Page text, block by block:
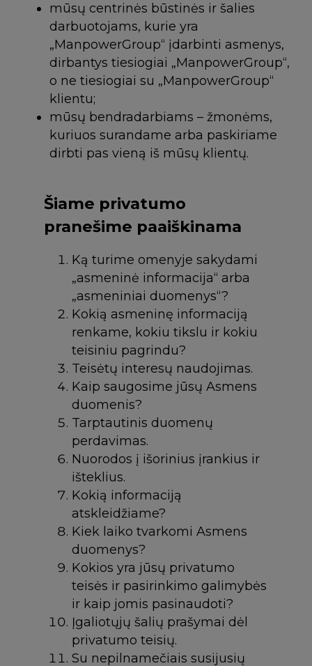
mūsų centrinės būstinės ir šalies
darbuotojams, kurie yra
„ManpowerGroup“ įdarbinti asmenys,
dirbantys tiesiogiai „ManpowerGroup“,
o ne tiesiogiai su „ManpowerGroup“
klientu;
mūsų bendradarbiams – žmonėms,
kuriuos surandame arba paskiriame
dirbti pas vieną iš mūsų klientų.
Šiame privatumo
pranešime paaiškinama
Ką turime omenyje sakydami
„asmeninė informacija“ arba
„asmeniniai duomenys“?
Kokią asmeninę informaciją
renkame, kokiu tikslu ir kokiu
teisiniu pagrindu?
Teisėtų interesų naudojimas.
Kaip saugosime jūsų Asmens
duomenis?
Tarptautinis duomenų
perdavimas.
Nuorodos į išorinius įrankius ir
išteklius.
Kokią informaciją
atskleidžiame?
Kiek laiko tvarkomi Asmens
duomenys?
Kokios yra jūsų privatumo
teisės ir pasirinkimo galimybės
ir kaip jomis pasinaudoti?
Įgaliotųjų šalių prašymai dėl
privatumo teisių.
Su nepilnamečiais susijusių